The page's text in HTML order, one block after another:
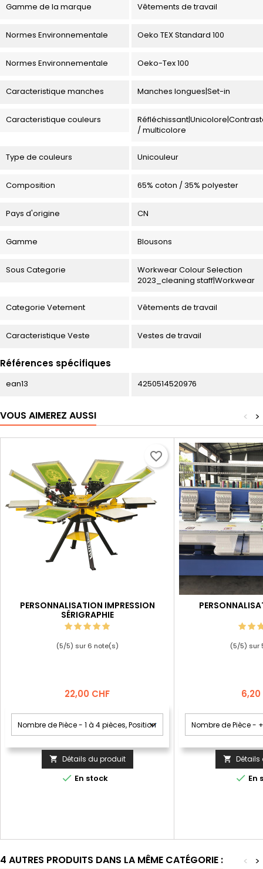
Gamme de la marque Vêtements de travail
Normes Environnementale Oeko TEX Standard 100
Normes Environnementale Oeko-Tex 100
Caracteristique manches Manches longues|Set-in
Caracteristique couleurs
/ multicolore
Type de couleurs Unicouleur
Composition 65% coton / 35% polyester
Pays d'origine CN
Gamme Blousons
Sous Categorie
Workwear Colour Selection
2023_cleaning staff|Workwear
Categorie Vetement Vêtements de travail
Caracteristique Veste Vestes de travail
Références spécifiques
ean13 4250514520976
VOUS AIMEREZ AUSSI >
<
PERSONNALISATION IMPRESSION
SÉRIGRAPHIE
(5/5) sur 6 note(s)
Prix
22,00 CHF
 Détails du produit
 En stock
favorite_border
(5/5) sur
Prix
6,20
 Détails
 En
4 AUTRES PRODUITS DANS LA MÊME CATÉGORIE : >
<